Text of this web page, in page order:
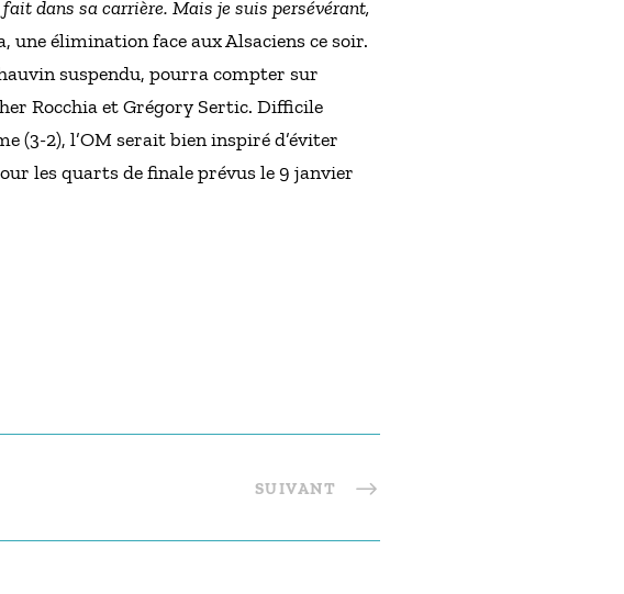
dans sa carrière. Mais je suis persévérant,
une élimination face aux Alsaciens ce soir.
suspendu, pourra compter sur
Rocchia et Grégory Sertic. Difficile
(3-2), l’OM serait bien inspiré d’éviter
les quarts de finale prévus le 9 janvier
SUIVANT